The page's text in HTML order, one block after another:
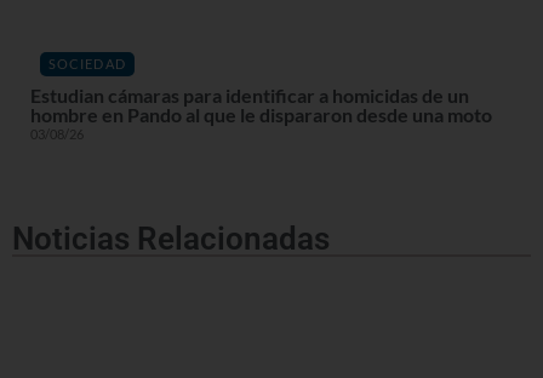
SOCIEDAD
Estudian cámaras para identificar a homicidas de un
hombre en Pando al que le dispararon desde una moto
03/08/26
Noticias Relacionadas